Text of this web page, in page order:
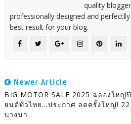
quality
professionally designed and
best result for your blog.
Newer Article
BIG MOTOR SALE 2025 ฉลองให
ยนต์ทั่วไทย…ประกาศ ลดครั้งใหญ่!
บางนา